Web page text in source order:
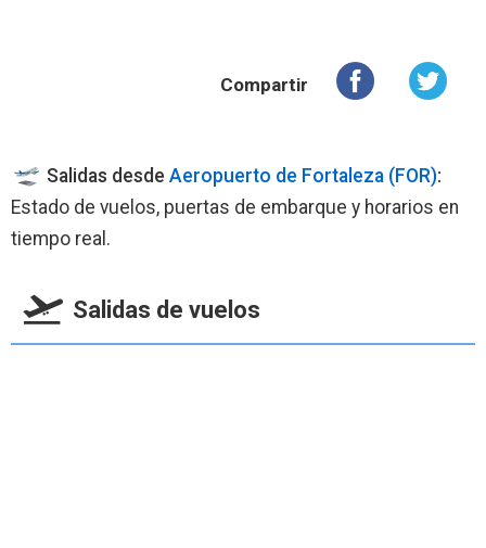
Compartir
Salidas desde Aeropuerto de Fortaleza (FOR):
Estado de vuelos, puertas de embarque y horarios en
tiempo real.
Salidas de vuelos